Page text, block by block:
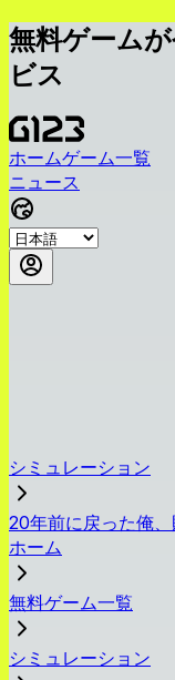
無料ゲーム
ビス
ホームゲーム一覧
ニュース
シミュレーション
20年前に戻った俺
ホーム
無料ゲーム一覧
シミュレーション